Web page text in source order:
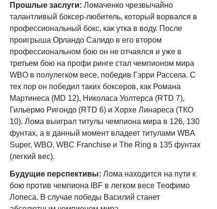
Прошлые заслуги: Ломаченко чрезвычайно
талантливый боксер-любитель, который ворвался в
профессиональный бокс, как утка в воду. После
проигрыша Орландо Салидо в его втором
профессиональном бою он не отчаялся и уже в
третьем бою на профи ринге стал чемпионом мира
WBO в полулегком весе, победив Гэрри Рассела. С
тех пор он победил таких боксеров, как Романа
Мартинеса (MD 12), Николаса Уолтерса (RTD 7),
Гильермо Ригондо (RTD 6) и Хорхе Линареса (ТКО
10). Лома выиграл титулы чемпиона мира в 126, 130
фунтах, а в данный момент владеет титулами WBA
Super, WBO, WBC Franchise и The Ring в 135 фунтах
(легкий вес).
Будущие перспективы: Лома находится на пути к
бою против чемпиона IBF в легком весе Теофимо
Лопеса. В случае победы Василий станет